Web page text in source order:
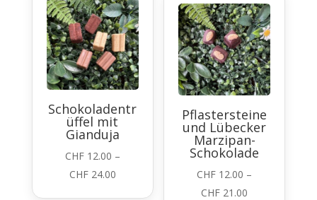
Schokoladentr
üffel mit
Gianduja
CHF12.00 –
CHF24.00Preisspanne:
CHF 12.00
Pflastersteine
und Lübecker
Marzipan-
Schokolade
CHF 12.00 –
CHF 21.00